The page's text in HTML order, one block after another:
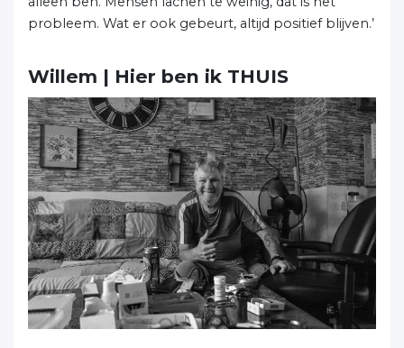
probleem. Wat er ook gebeurt, altijd positief blijven.’
Willem | Hier ben ik THUIS